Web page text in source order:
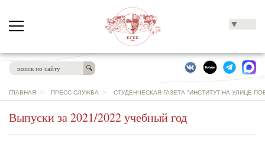
▼
ГЛАВНАЯ > ПРЕСС-СЛУЖБА > СТУДЕНЧЕСКАЯ ГАЗЕТА "ИНСТИТУТ НА УЛИЦЕ
Выпуски за 2021/2022 учебный год